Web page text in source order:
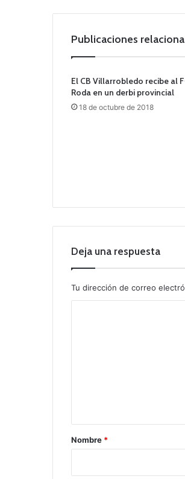
Publicaciones
El CB Villarrobledo recibe al
Roda en un derbi provincial
18 de octubre de 2018
Deja una respuesta
Tu dirección de correo
rNombre *